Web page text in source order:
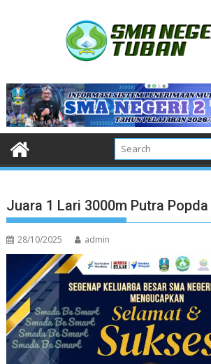
Juara 1 Lari 3000m Putra
28/10/2025 admin